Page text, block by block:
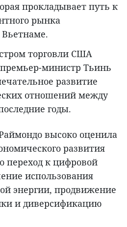
прокладывает путь к
рынка
Вьетнаме.
торговли США
министр Тьинь
развитие
отношений между
годы.
высоко оценила
развития
переход к цифровой
использования
энергии, продвижение
и диверсификацию